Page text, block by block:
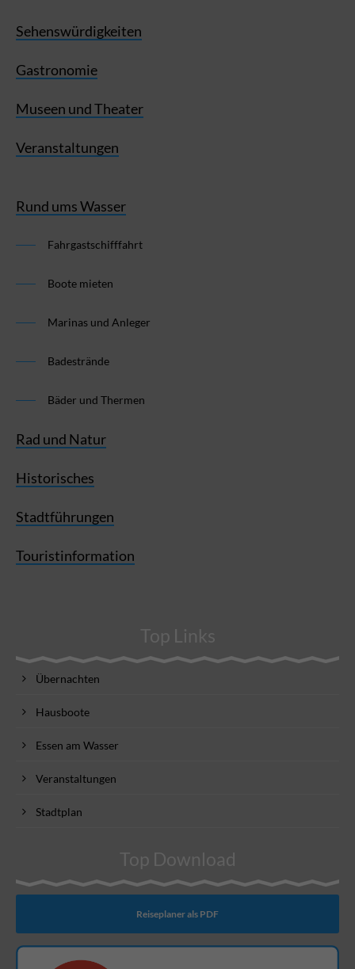
Sehenswürdigkeiten
Gastronomie
Museen und Theater
Veranstaltungen
Rund ums Wasser
Fahrgastschifffahrt
Boote mieten
Marinas und Anleger
Badestrände
Bäder und Thermen
Rad und Natur
Historisches
Stadtführungen
Touristinformation
Top Links
Übernachten
Hausboote
Essen am Wasser
Veranstaltungen
Stadtplan
Top Download
Reiseplaner als PDF